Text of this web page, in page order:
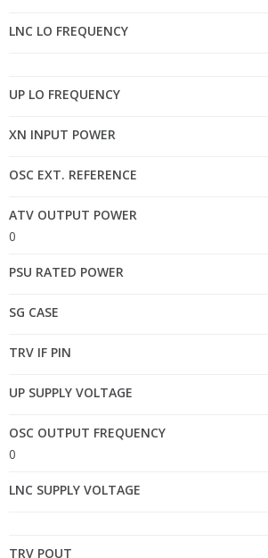
LNC LO FREQUENCY
UP LO FREQUENCY
XN INPUT POWER
OSC EXT. REFERENCE
ATV OUTPUT POWER
0
PSU RATED POWER
SG CASE
TRV IF PIN
UP SUPPLY VOLTAGE
OSC OUTPUT FREQUENCY
0
LNC SUPPLY VOLTAGE
TRV POUT